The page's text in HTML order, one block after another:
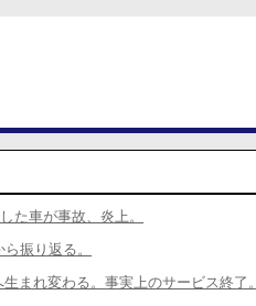
た車が事故、炎上。
振り返る。
まれ変わる。事実上のサービス終了。